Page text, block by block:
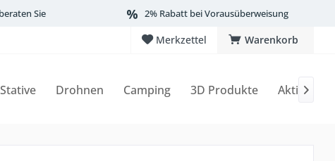
Sie 2% Rabatt bei Vorausüberweisung
Warenkorb
Merkzettel
Stative Drohnen Camping 3D Produkte Aktionen
